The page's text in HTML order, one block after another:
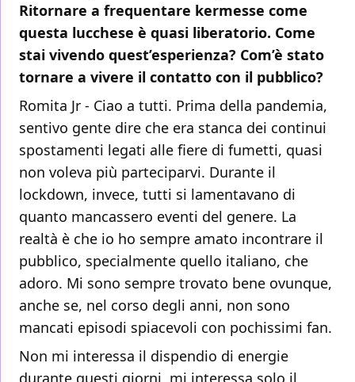
Ritornare a frequentare kermesse come
questa lucchese è quasi liberatorio. Come
stai vivendo quest’esperienza? Com’è stato
tornare a vivere il contatto con il pubblico?
Romita Jr - Ciao a tutti. Prima della pandemia,
sentivo gente dire che era stanca dei continui
spostamenti legati alle fiere di fumetti, quasi
non voleva più parteciparvi. Durante il
lockdown, invece, tutti si lamentavano di
quanto mancassero eventi del genere. La
realtà è che io ho sempre amato incontrare il
pubblico, specialmente quello italiano, che
adoro. Mi sono sempre trovato bene ovunque,
anche se, nel corso degli anni, non sono
mancati episodi spiacevoli con pochissimi fan.
Non mi interessa il dispendio di energie